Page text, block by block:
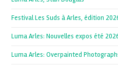
Festival Les Suds à Arles, édition
Luma Arles: Nouvelles expos été
Luma Arles: Overpainted